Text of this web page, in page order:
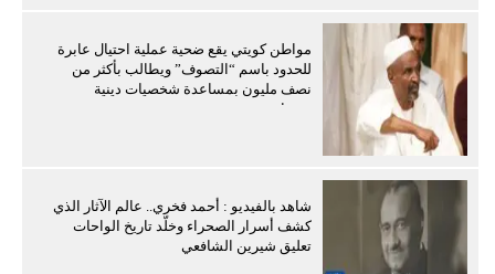
مواطن كويتي يقع ضحية عملية احتيال عابرة
للحدود باسم “التصوف” ويطالب بأكثر من
نصف مليون بمساعدة شخصيات دينية
سودانية
شاهد بالفيديو : أحمد فخري.. عالم الآثار الذي
كشف أسرار الصحراء وخلّد تاريخ الواحات
تعليق شيرين الشافعي